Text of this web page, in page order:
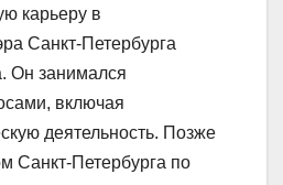
карьеру в
Санкт-Петербурга
Он занимался
включая
деятельность. Позже
Санкт-Петербурга по